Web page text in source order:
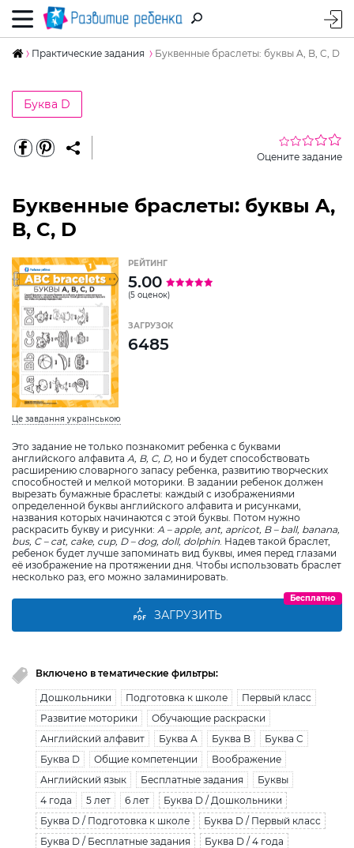
Практические задания Буквенные браслеты: буквы A, B, C, D
Буква D
Оцените задание
Буквенные браслеты: буквы A,
B, C, D
Це завдання українською
Это задание не только познакомит ребенка с буквами
английского алфавита A, B, C, D, но и будет способствовать
расширению словарного запасу ребенка, развитию творческих
способностей и мелкой моторики. В задании ребенок должен
вырезать бумажные браслеты: каждый с изображениями
определенной буквы английского алфавита и рисунками,
названия которых начинаются с этой буквы. Потом нужно
раскрасить букву и рисунки: А – apple, ant, apricot, B– ball, banana,
bus, C– cat, cake, cup, D– dog, doll, dolphin . Надев такой браслет,
ребенок будет лучше запоминать вид буквы, имея перед глазами
её изображение на протяжении дня. Чтобы использовать браслет
несколько раз, его можно заламинировать.
РЕЙТИНГ
5.00
(5 оценок)
ЗАГРУЗОК
6485
ЗАГРУЗИТЬ
Бесплатно
Включено в тематические фильтры:
Дошкольники Подготовка к школе
Первый класс
Развитие моторики
Обучающие раскраски
Английский алфавит
Буква А Буква B
Буква C
Буква D
Общие компетенции
Воображение
Английский язык
Бесплатные задания
Буквы
4 года
5 лет 6 лет
Буква D / Дошкольники
Буква D / Подготовка к школе
Буква D / Первый класс
Буква D / Бесплатные задания
Буква D / 4 года